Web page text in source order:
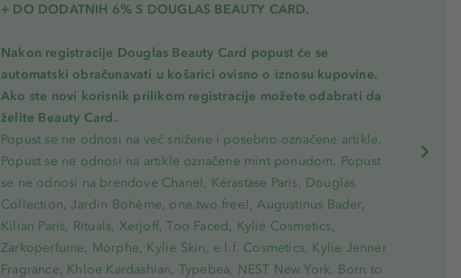
+ DO DODATNIH 6% S DOUGLAS BEAUTY CARD.
Nakon registracije Douglas Beauty Card popust će se
automatski obračunavati u košarici ovisno o iznosu kupovine.
Ako ste novi korisnik prilikom registracije možete odabrati da
želite Beauty Card.
Popust se ne odnosi na već snižene i posebno označene artikle.
Popust se ne odnosi na artikle označene mint ponudom. Popust
se ne odnosi na brendove Chanel, Kérastase Paris, Douglas
Collection, Jardin Bohème, one.two.free!, Augustinus Bader,
Kilian Paris, Rituals, Xerjoff, Too Faced, Kylie Cosmetics,
Zarkoperfume, Morphe, Kylie Skin, e.l.f. Cosmetics, Kylie Jenner
Fragrance, Khloe Kardashian, Typebea, NEST New York, Born to